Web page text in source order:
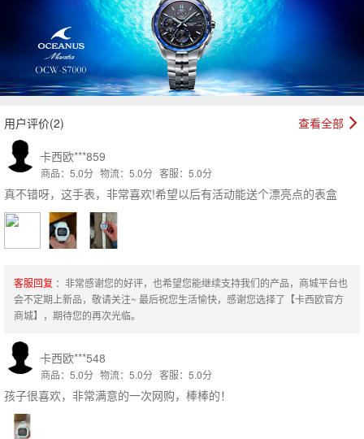
用户评价(2) 查看全部
卡西欧***859
商品：5.0分 物流：5.0分 客服：5.0分
真不错呀，这手表，非常喜欢!希望以后有活动能送个漂亮点的表盒
客服回复 ：非常感谢您的好评，也希望您能继续支持我们的产品，商城平台也
会不定期上新品，敬请关注~ 最后祝您生活愉快，感谢您选择了【卡西欧官方
商城】，期待您的再次光临。
卡西欧***548
商品：5.0分 物流：5.0分 客服：5.0分
孩子很喜欢，非常满意的一次网购，棒棒的！